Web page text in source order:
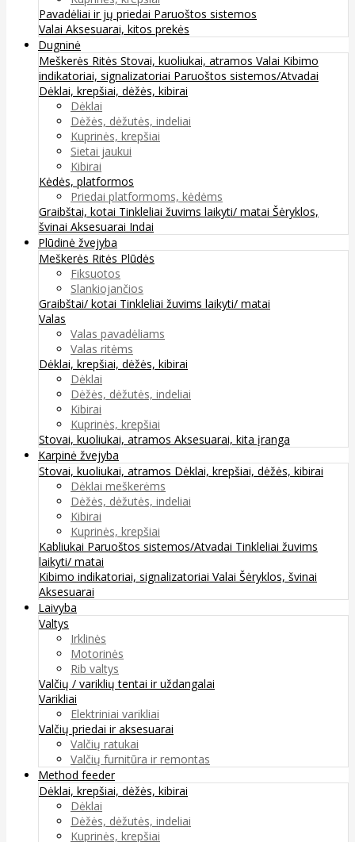
Pavadėliai ir jų priedai Paruoštos sistemos
Valai Aksesuarai, kitos prekės
Dugninė
Meškerės Ritės Stovai, kuoliukai, atramos Valai Kibimo
indikatoriai, signalizatoriai Paruoštos sistemos/Atvadai
Dėklai, krepšiai, dėžės, kibirai
Dėklai
Dėžės, dėžutės, indeliai
Kuprinės, krepšiai
Sietai jaukui
Kibirai
Kėdės, platformos
Priedai platformoms, kėdėms
Graibštai, kotai Tinkleliai žuvims laikyti/ matai Šėryklos,
švinai Aksesuarai Indai
Plūdinė žvejyba
Meškerės Ritės Plūdės
Fiksuotos
Slankiojančios
Graibštai/ kotai Tinkleliai žuvims laikyti/ matai
Valas
Valas pavadėliams
Valas ritėms
Dėklai, krepšiai, dėžės, kibirai
Dėklai
Dėžės, dėžutės, indeliai
Kibirai
Kuprinės, krepšiai
Stovai, kuoliukai, atramos Aksesuarai, kita įranga
Karpinė žvejyba
Stovai, kuoliukai, atramos Dėklai, krepšiai, dėžės, kibirai
Dėklai meškerėms
Dėžės, dėžutės, indeliai
Kibirai
Kuprinės, krepšiai
Kabliukai Paruoštos sistemos/Atvadai Tinkleliai žuvims
laikyti/ matai
Kibimo indikatoriai, signalizatoriai Valai Šėryklos, švinai
Aksesuarai
Laivyba
Valtys
Irklinės
Motorinės
Rib valtys
Valčių / variklių tentai ir uždangalai
Varikliai
Elektriniai varikliai
Valčių priedai ir aksesuarai
Valčių ratukai
Valčių furnitūra ir remontas
Method feeder
Dėklai, krepšiai, dėžės, kibirai
Dėklai
Dėžės, dėžutės, indeliai
Kuprinės, krepšiai